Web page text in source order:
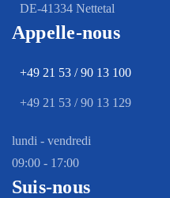
DE-41334 Nettetal
Appelle-nous
+49 21 53 / 90 13 100
+49 21 53 / 90 13 129
lundi - vendredi
09:00 - 17:00
Suis-nous